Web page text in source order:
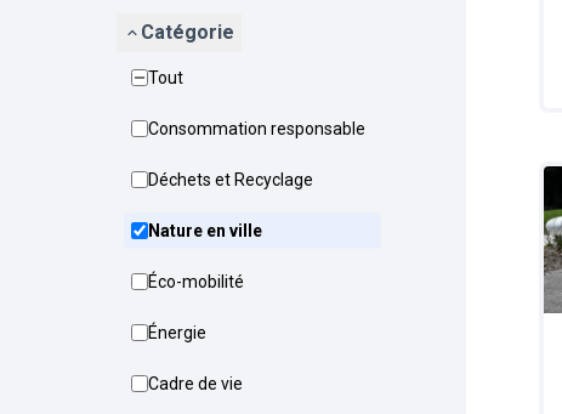
Catégorie
Tout
Consommation responsable
Déchets et Recyclage
Nature en ville
Éco-mobilité
Énergie
Cadre de vie